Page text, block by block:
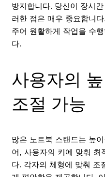
방지합니다. 당신이 장시
러한 점은 매우 중요합니
주어 원활하게 작업을 수
다.
사용자의
조절 가능
많은 노트북 스탠드는 높
어, 사용자의 키에 맞춰 최
다. 각자의 체형에 맞춰 조